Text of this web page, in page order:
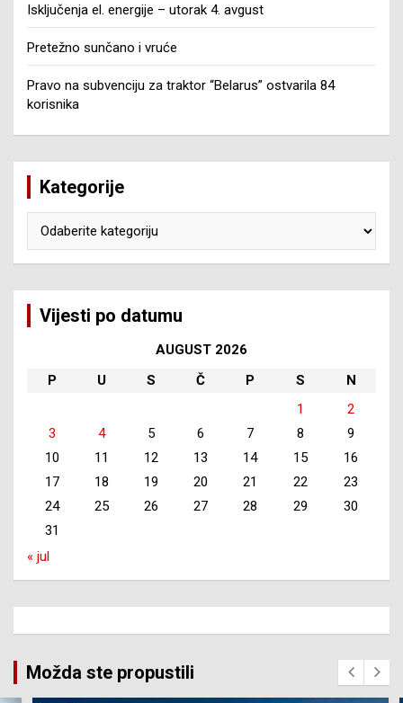
Isključenja el. energije – utorak 4. avgust
Pretežno sunčano i vruće
Pravo na subvenciju za traktor “Belarus” ostvarila 84
korisnika
Kategorije
Vijesti po datumu
AUGUST 2026
P
U S Č P S
N
1
2
3
4 5 6 7 8
9
10
11 12 13 14 15
16
17
18 19 20 21 22
23
24
25 26 27 28 29
30
31
« jul
Možda ste propustili